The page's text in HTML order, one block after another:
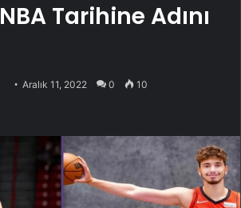
Tarihine Adını
Aralık 11, 2022 0 10